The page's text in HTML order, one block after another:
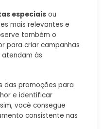
especiais ou
mais relevantes e
também o
para criar campanhas
às
das promoções para
e identificar
você consegue
consistente nas